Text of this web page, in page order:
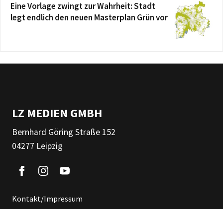
Eine Vorlage zwingt zur Wahrheit: Stadt
legt endlich den neuen Masterplan Grün vor
LZ MEDIEN GMBH
Bernhard Göring Straße 152
04277 Leipzig
Kontakt/Impressum